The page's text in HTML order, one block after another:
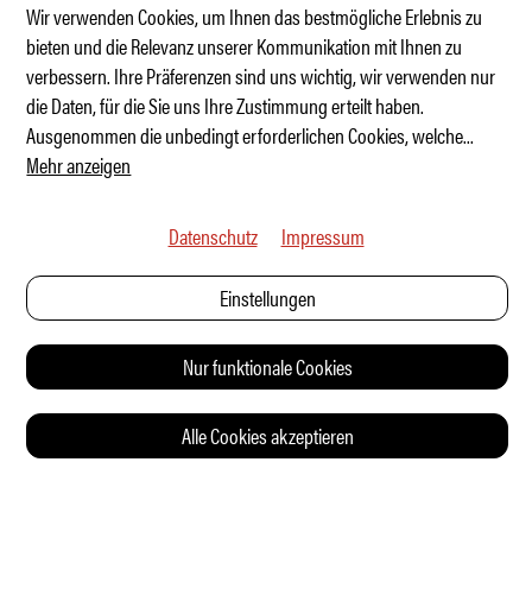
840 PS? Da geht noch was!
Wir verwenden Cookies, um Ihnen das bestmögliche Erlebnis zu
bieten und die Relevanz unserer Kommunikation mit Ihnen zu
verbessern. Ihre Präferenzen sind uns wichtig, wir verwenden nur
die Daten, für die Sie uns Ihre Zustimmung erteilt haben.
Ausgenommen die unbedingt erforderlichen Cookies, welche...
Mehr anzeigen
Datenschutz Impressum
Einstellungen
Nur funktionale Cookies
Alle Cookies akzeptieren